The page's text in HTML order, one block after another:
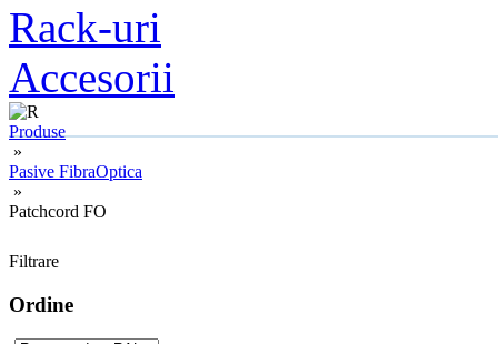
Rack-uri
Accesorii
Produse
»
Pasive FibraOptica
»
Patchcord FO
Filtrare
Ordine